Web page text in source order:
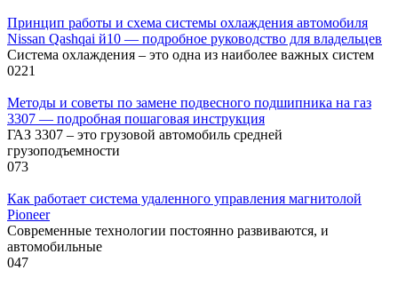
Принцип работы и схема системы охлаждения автомобиля
Nissan Qashqai й10 — подробное руководство для владельцев
Система охлаждения – это одна из наиболее важных систем
0221
Методы и советы по замене подвесного подшипника на газ
3307 — подробная пошаговая инструкция
ГАЗ 3307 – это грузовой автомобиль средней
грузоподъемности
073
Как работает система удаленного управления магнитолой
Pioneer
Современные технологии постоянно развиваются, и
автомобильные
047